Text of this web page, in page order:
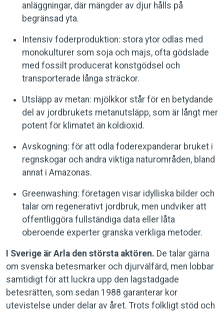
anläggningar, där mängder av djur hålls på
begränsad yta.
Intensiv foderproduktion: stora ytor odlas med
monokulturer som soja och majs, ofta gödslade
med fossilt producerat konstgödsel och
transporterade långa sträckor.
Utsläpp av metan: mjölkkor står för en betydande
del av jordbrukets metanutsläpp, som är långt mer
potent för klimatet än koldioxid.
Avskogning: för att odla foderexpanderar bruket i
regnskogar och andra viktiga naturområden, bland
annat i Amazonas.
Greenwashing: företagen visar idylliska bilder och
talar om regenerativt jordbruk, men undviker att
offentliggöra fullständiga data eller låta
oberoende experter granska verkliga metoder.
I Sverige är Arla den största aktören. De talar gärna
om svenska betesmarker och djurvälfärd, men lobbar
samtidigt för att luckra upp den lagstadgade
betesrätten, som sedan 1988 garanterar kor
utevistelse under delar av året. Trots folkligt stöd och